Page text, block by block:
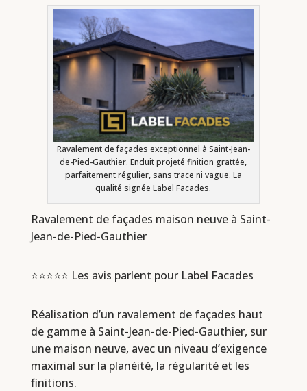
Ravalement de façades exceptionnel à Saint-Jean-
de-Pied-Gauthier. Enduit projeté finition grattée,
parfaitement régulier, sans trace ni vague. La
qualité signée Label Facades.
Ravalement de façades maison neuve à Saint-
Jean-de-Pied-Gauthier
⭐⭐⭐⭐⭐ Les avis parlent pour Label Facades
Réalisation d’un ravalement de façades haut
de gamme à Saint-Jean-de-Pied-Gauthier, sur
une maison neuve, avec un niveau d’exigence
maximal sur la planéité, la régularité et les
finitions.